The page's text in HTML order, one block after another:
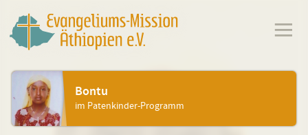
Bontu
im Patenkinder-Programm